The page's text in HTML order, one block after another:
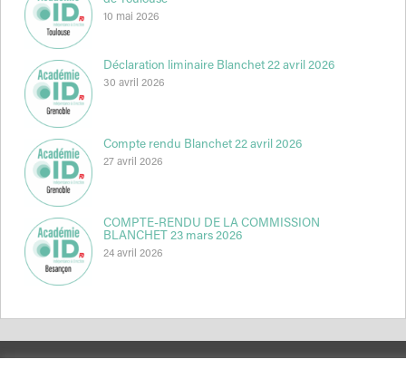
10 mai 2026
Déclaration liminaire Blanchet 22 avril 2026
30 avril 2026
Compte rendu Blanchet 22 avril 2026
27 avril 2026
COMPTE-RENDU DE LA COMMISSION
BLANCHET 23 mars 2026
24 avril 2026